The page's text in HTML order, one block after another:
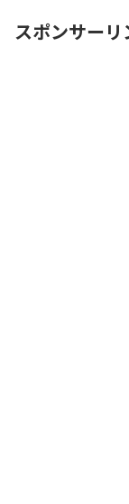
スポンサーリ